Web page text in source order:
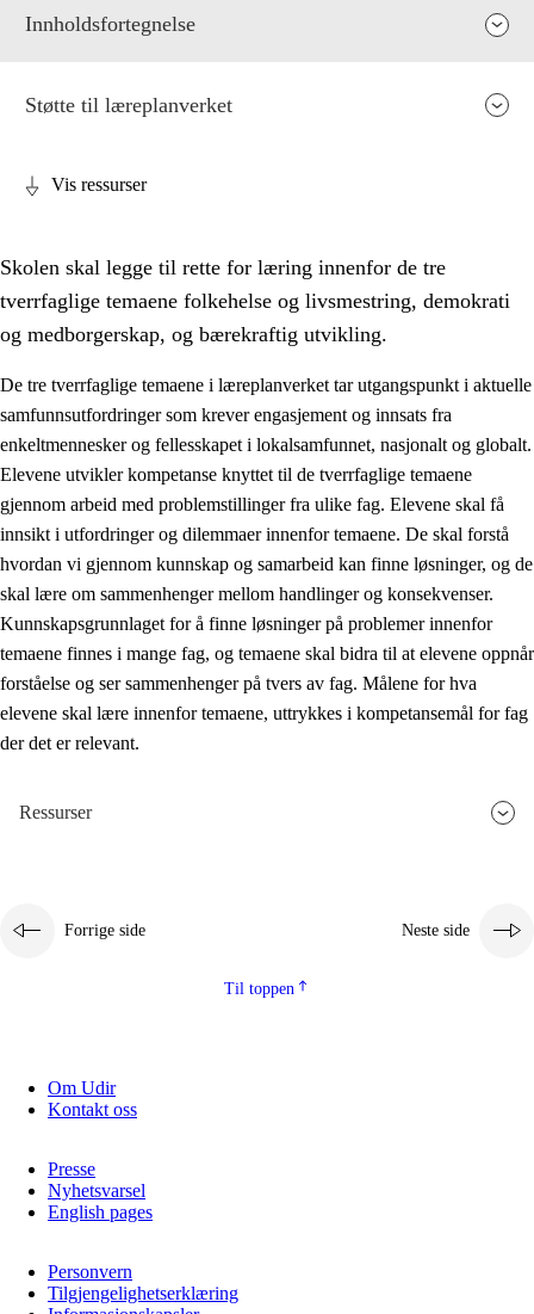
Innholdsfortegnelse
2. Prinsipper for læring, utvikling og danning
Sosial læring og utvikling
2.2 Kompetanse i fagene
Grunnleggende ferdigheter
2.4 Å lære å lære
Tverrfaglige temaer
2.5 Tverrfaglige temaer
2.5.1 Folkehelse og livsmestring
2.5.3
Støtte til læreplanverket
Vis ressurser
Skolen skal legge til rette for læring innenfor de tre
tverrfaglige temaene folkehelse og livsmestring, demokrati
og medborgerskap, og bærekraftig utvikling.
De tre tverrfaglige temaene i læreplanverket tar utgangspunkt i aktuelle
samfunnsutfordringer som krever engasjement og innsats fra
enkeltmennesker og fellesskapet i lokalsamfunnet, nasjonalt og globalt.
Elevene utvikler kompetanse knyttet til de tverrfaglige temaene
gjennom arbeid med problemstillinger fra ulike fag. Elevene skal få
innsikt i utfordringer og dilemmaer innenfor temaene. De skal forstå
hvordan vi gjennom kunnskap og samarbeid kan finne løsninger, og de
skal lære om sammenhenger mellom handlinger og konsekvenser.
Kunnskapsgrunnlaget for å finne løsninger på problemer innenfor
temaene finnes i mange fag, og temaene skal bidra til at elevene oppnår
forståelse og ser sammenhenger på tvers av fag. Målene for hva
elevene skal lære innenfor temaene, uttrykkes i kompetansemål for fag
der det er relevant.
Ressurser
Forrige side Neste side
Til toppen
Om Udir
Kontakt oss
Presse
Nyhetsvarsel
English pages
Personvern
Tilgjengelighetserklæring